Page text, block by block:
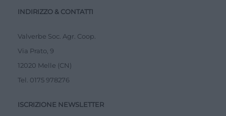
INDIRIZZO & CONTATTI
Valverbe Soc. Agr. Coop.
Via Prato, 9
12020 Melle (CN)
Tel. 0175 978276
ISCRIZIONE NEWSLETTER